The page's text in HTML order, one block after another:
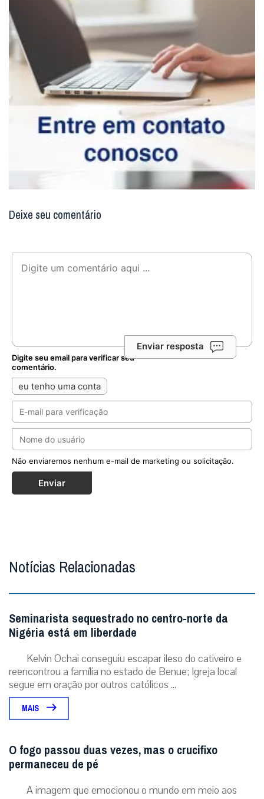
Uma grande quantidade de pessoas foram até o local
para ver o milagre do qual a mulher falava e a sua casa se
tornou um local de veneração da imagem, até as
autoridades organizarem uma procissão para transladar a
puderam mais continuar o trajeto, pois a mesma estava
imagem não queria sair daquele povo. Foi então que
decidiram construir o templo onde atualmente é uma
Digite seu email para verificar seu
comentário.
eu tenho uma conta